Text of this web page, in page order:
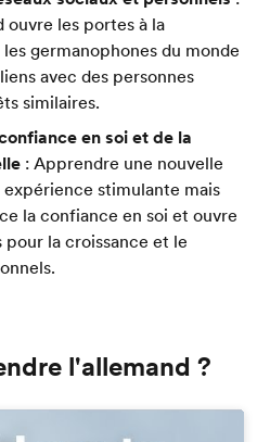
les portes à la
germanophones du monde
avec des personnes
similaires.
en soi et de la
: Apprendre une nouvelle
stimulante mais
la confiance en soi et ouvre
pour la croissance et le
l'allemand ?